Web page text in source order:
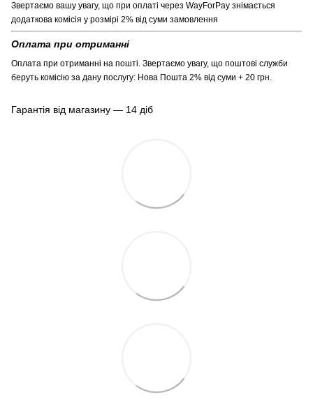
Звертаємо вашу увагу, що при оплаті через WayForPay знімається
додаткова комісія у розмірі 2% від суми замовлення
Оплата при отриманні
Оплата при отриманні на пошті. Звертаємо увагу, що поштові служби
беруть комісію за дану послугу: Нова Пошта 2% від суми + 20 грн.
Гарантія від магазину — 14 діб